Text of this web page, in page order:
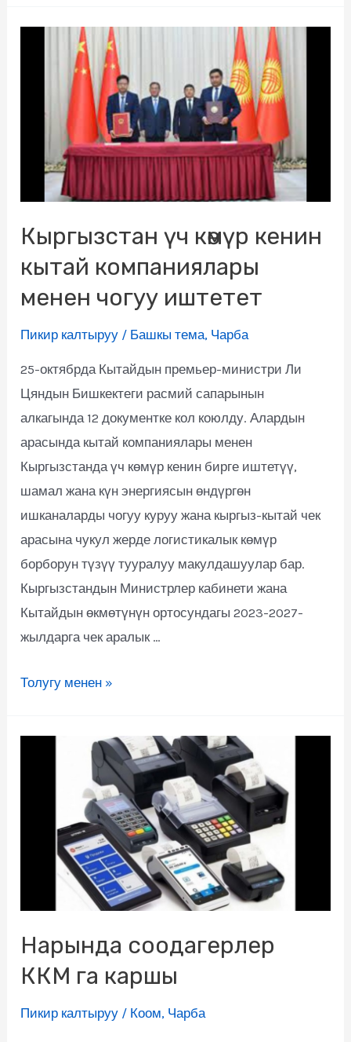
Кыргызстан үч көмүр кенин
кытай компаниялары
менен чогуу иштетет
Пикир калтыруу / Башкы тема, Чарба
25-октябрда Кытайдын премьер-министри Ли
Цяндын Бишкектеги расмий сапарынын
алкагында 12 документке кол коюлду. Алардын
арасында кытай компаниялары менен
Кыргызстанда үч көмүр кенин бирге иштетүү,
шамал жана күн энергиясын өндүргөн
ишканаларды чогуу куруу жана кыргыз-кытай чек
арасына чукул жерде логистикалык көмүр
борборун түзүү тууралуу макулдашуулар бар.
Кыргызстандын Министрлер кабинети жана
Кытайдын өкмөтүнүн ортосундагы 2023-2027-
жылдарга чек аралык …
Толугу менен »
Нарында соодагерлер
ККМ га каршы
Пикир калтыруу / Коом, Чарба